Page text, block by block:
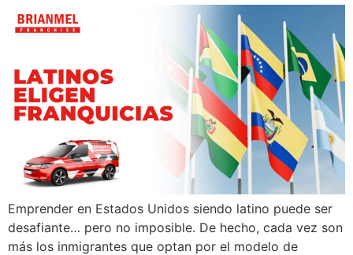
Emprender en Estados Unidos siendo latino puede ser
desafiante… pero no imposible. De hecho, cada vez son
más los inmigrantes que optan por el modelo de